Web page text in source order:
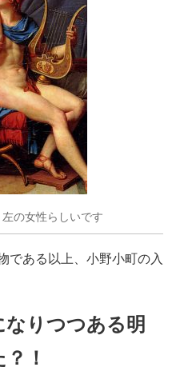
左の女性らしいです
である以上、小野小町の入
りつつある明
！